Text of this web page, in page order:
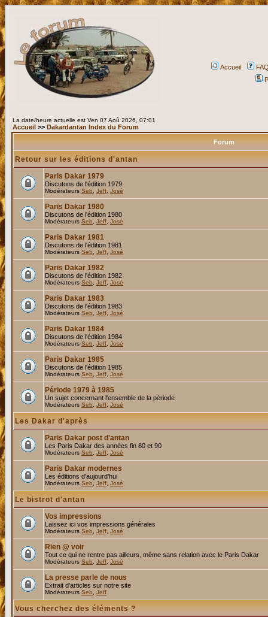
Accueil
La date/heure actuelle est Ven 07 Aoû 2026, 07:01
Accueil >> Dakardantan Index du Forum
Forum
Retour sur les éditions d'antan
Paris Dakar 1979
Discutons de l'édition 1979
Modérateurs Seb Jeff José
Paris Dakar 1980
Discutons de l'édition 1980
Modérateurs Seb Jeff José
Paris Dakar 1981
Discutons de l'édition 1981
Modérateurs Seb Jeff José
Paris Dakar 1982
Discutons de l'édition 1982
Modérateurs Seb Jeff José
Paris Dakar 1983
Discutons de l'édition 1983
Modérateurs Seb Jeff José
Paris Dakar 1984
Discutons de l'édition 1984
Modérateurs Seb Jeff José
Paris Dakar 1985
Discutons de l'édition 1985
Modérateurs Seb Jeff José
Période 1979 à 1985
Un sujet concernant l'ensemble de la période
Modérateurs Seb Jeff José
Les Dakar d'après
Paris Dakar post d'antan
Les Paris Dakar des années fin 80 et 90
Modérateurs Seb Jeff José
Paris Dakar modernes
Les éditions d'aujourd'hui
Modérateurs Seb Jeff José
Le bistrot d'antan
Vos impressions
Laissez ici vos impressions générales
Modérateurs Seb Jeff José
Rien @ voir
Tout ce qui ne rentre pas ailleurs, même sans relation avec le Paris Dakar
Modérateurs Seb Jeff José
La presse parle de nous
Extrait d'articles sur notre site
Modérateurs Seb Jeff
Vous cherchez des éléments ?